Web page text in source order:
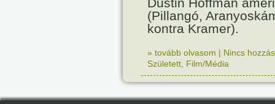
(Pillangó,
kontra Kramer).
» tovább olvasom | Nincs
Született Film/Média